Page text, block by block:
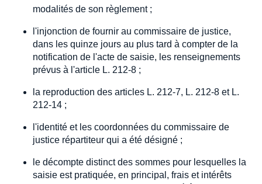
modalités de son règlement ;
l'injonction de fournir au commissaire de justice,
dans les quinze jours au plus tard à compter de la
notification de l'acte de saisie, les renseignements
prévus à l'article L. 212-8 ;
la reproduction des articles L. 212-7, L. 212-8 et L.
212-14 ;
l'identité et les coordonnées du commissaire de
justice répartiteur qui a été désigné ;
le décompte distinct des sommes pour lesquelles la
saisie est pratiquée, en principal, frais et intérêts